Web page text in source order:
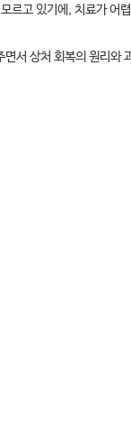
르고 있기에, 치료가 어
서 상처 회복의 원리와